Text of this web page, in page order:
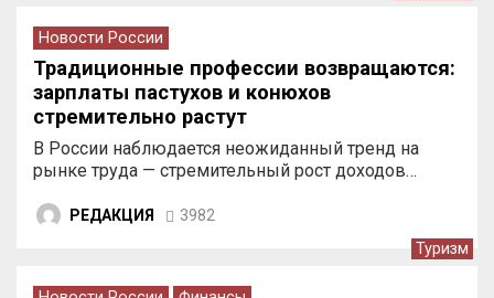
Новости России
Традиционные профессии возвращаются:
зарплаты пастухов и конюхов
стремительно растут
В России наблюдается неожиданный тренд на
рынке труда — стремительный рост доходов…
РЕДАКЦИЯ 3982
Туризм